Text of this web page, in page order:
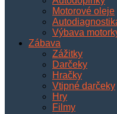
Motorové oleje
Výbava
Zábava
Zážitky
Darčeky
Hračky
Vtipné darčeky
Hry
Filmy